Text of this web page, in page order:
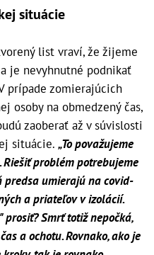
situácie
list vraví, že žijeme
je nevyhnutné podnikať
prípade zomierajúcich
osoby na obmedzený čas,
zaoberať až v súvislosti
situácie. „To považujeme
problém potrebujeme
predsa umierajú na covid-
a priateľov v izolácií.
Smrť totiž nepočká,
a ochotu. Rovnako, ako je